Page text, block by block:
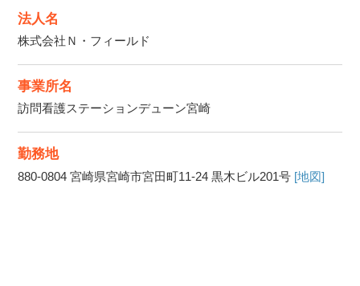
法人名
株式会社Ｎ・フィールド
事業所名
訪問看護ステーションデューン宮崎
勤務地
880-0804 宮崎県宮崎市宮田町11-24 黒木ビル201号 [地図]